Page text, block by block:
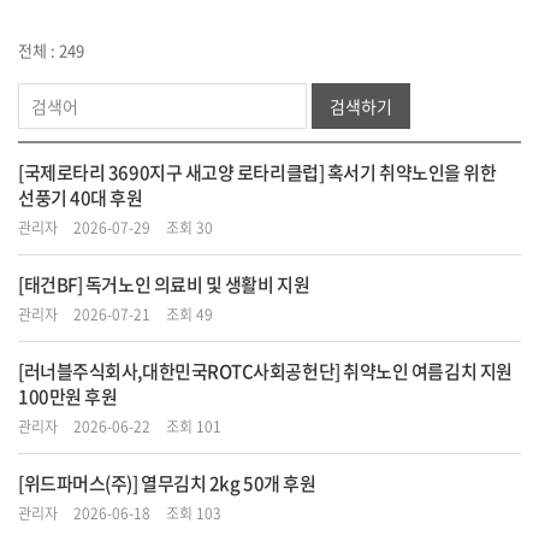
전체 : 249
검색하기
[국제로타리 3690지구 새고양 로타리클럽] 혹서기 취약노인을 위한
선풍기 40대 후원
관리자 2026-07-29 조회 30
[태건BF] 독거노인 의료비 및 생활비 지원
관리자 2026-07-21 조회 49
[러너블주식회사,대한민국ROTC사회공헌단] 취약노인 여름김치 지원
100만원 후원
관리자 2026-06-22 조회 101
[위드파머스(주)] 열무김치 2kg 50개 후원
관리자 2026-06-18 조회 103